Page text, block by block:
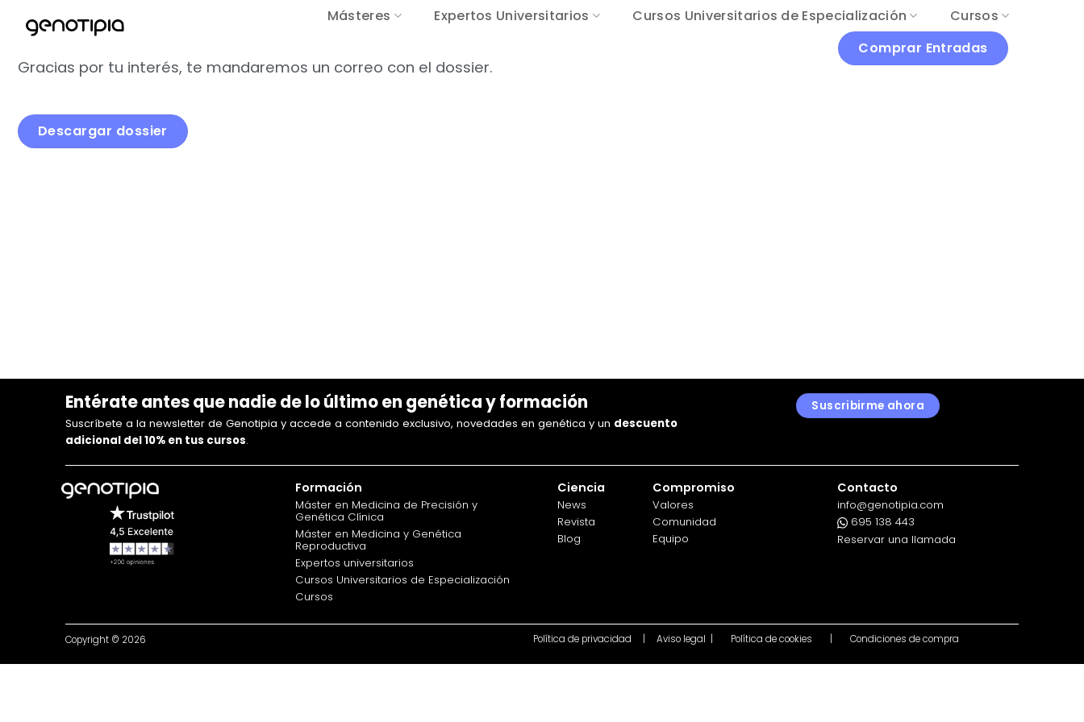
Másteres Expertos Universitarios Cursos Universitarios de Especialización
Cursos
Comprar Entradas
Gracias por tu interés, te mandaremos un correo con el dossier.
Descargar dossier
Entérate antes que nadie de lo último en genética y formación
Suscríbete a la newsletter de Genotipia y accede a contenido exclusivo, novedades en genética y un descuento
adicional del 10% en tus cursos.
Suscribirme ahora
Formación
Máster en Medicina de Precisión y
Genética Clínica
Máster en Medicina y Genética
Reproductiva
Expertos universitarios
Cursos Universitarios de Especialización
Cursos
Ciencia
News
Revista
Blog
Compromiso
Valores
Comunidad
Equipo
Contacto
info@genotipia.com
695 138 443
Reservar una llamada
Copyright © 2026 Política de privacidad | Aviso legal | Política de cookies | Condiciones de compra